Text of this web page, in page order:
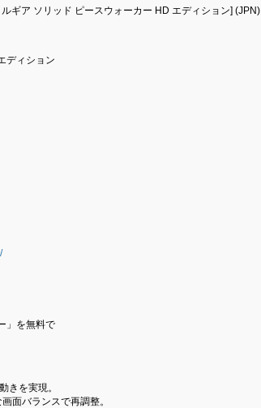
ギア ソリッド ピースウォーカー HD エディション] (JPN)
ディション
」を無料で
きを実現。
面バランスで再調整。